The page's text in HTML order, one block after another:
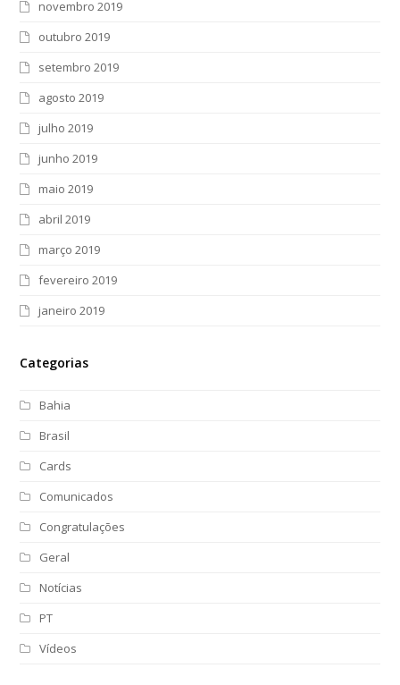
novembro 2019
outubro 2019
setembro 2019
agosto 2019
julho 2019
junho 2019
maio 2019
abril 2019
março 2019
fevereiro 2019
janeiro 2019
Categorias
Bahia
Brasil
Cards
Comunicados
Congratulações
Geral
Notícias
PT
Vídeos